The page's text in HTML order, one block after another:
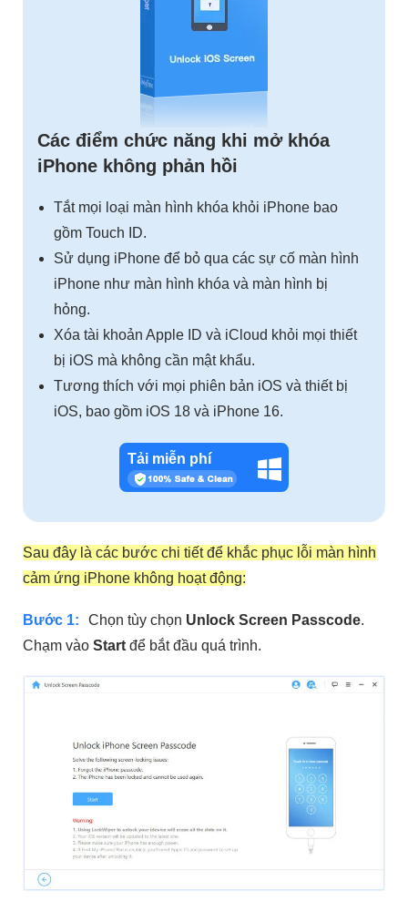
Các điểm chức năng khi mở khóa
iPhone không phản hồi
Tắt mọi loại màn hình khóa khỏi iPhone bao
gồm Touch ID.
Sử dụng iPhone để bỏ qua các sự cố màn hình
iPhone như màn hình khóa và màn hình bị
hỏng.
Xóa tài khoản Apple ID và iCloud khỏi mọi thiết
bị iOS mà không cần mật khẩu.
Tương thích với mọi phiên bản iOS và thiết bị
iOS, bao gồm iOS 18 và iPhone 16.
Tải miễn phí
Sau đây là các bước chi tiết để khắc phục lỗi màn hình
cảm ứng iPhone không hoạt động:
Bước 1: Chọn tùy chọn Unlock Screen Passcode.
Chạm vào Start để bắt đầu quá trình.